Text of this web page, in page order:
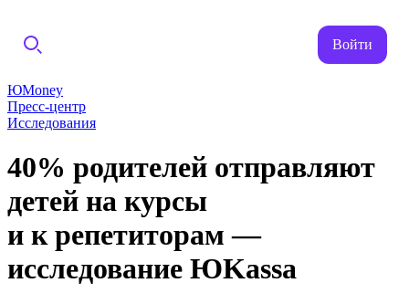
Войти
ЮMoney
Пресс-центр
Исследования
40% родителей отправляют
детей на курсы
и к репетиторам —
исследование ЮKassa